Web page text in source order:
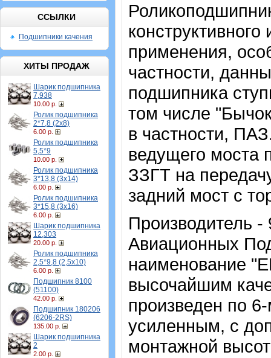
ССЫЛКИ
Подшипники качения
ХИТЫ ПРОДАЖ
Шарик подшипника
7,938
10.00 р.
Ролик подшипника
2*7,8 (2х8)
6.00 р.
Ролик подшипника
5,5*9
10.00 р.
Ролик подшипника
3*13,8 (3х14)
6.00 р.
Ролик подшипника
3*15,8 (3х16)
6.00 р.
Шарик подшипника
12,303
20.00 р.
Ролик подшипника
2,5*9,8 (2,5х10)
6.00 р.
Подшипник 8100
(51100)
42.00 р.
Подшипник 180206
(6206-2RS)
135.00 р.
Шарик подшипника
2
2.00 р.
применения,
частности,
подшипника
том числе
в частности,
ведущего моста
ЗЗГТ на
задний мост с
Производитель
Авиационных
наименование
высочайшим
произведен по
усиленным, с
монтажной